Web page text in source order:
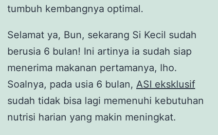
tumbuh kembangnya optimal.
Selamat ya, Bun, sekarang Si Kecil sudah
berusia 6 bulan! Ini artinya ia sudah siap
menerima makanan pertamanya, lho.
Soalnya, pada usia 6 bulan, ASI eksklusif
sudah tidak bisa lagi memenuhi kebutuhan
nutrisi harian yang makin meningkat.